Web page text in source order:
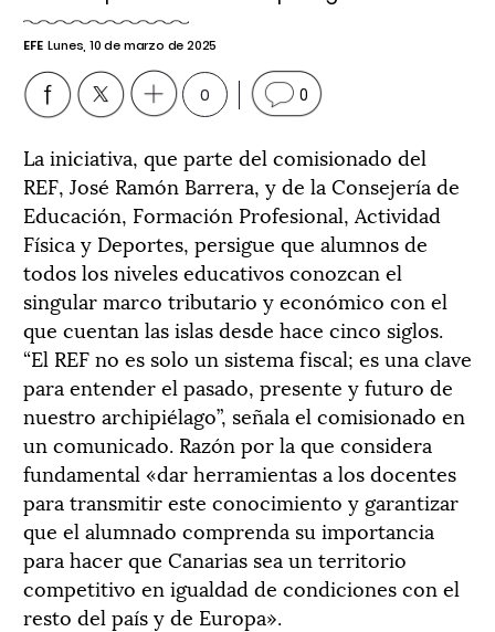
EFE Lunes, 10 de marzo de 2025
0 0
La iniciativa, que parte del comisionado del
REF, José Ramón Barrera, y de la Consejería de
Educación, Formación Profesional, Actividad
Física y Deportes, persigue que alumnos de
todos los niveles educativos conozcan el
singular marco tributario y económico con el
que cuentan las islas desde hace cinco siglos.
“El REF no es solo un sistema fiscal; es una clave
para entender el pasado, presente y futuro de
nuestro archipiélago”, señala el comisionado en
un comunicado. Razón por la que considera
fundamental «dar herramientas a los docentes
para transmitir este conocimiento y garantizar
que el alumnado comprenda su importancia
para hacer que Canarias sea un territorio
competitivo en igualdad de condiciones con el
resto del país y de Europa».